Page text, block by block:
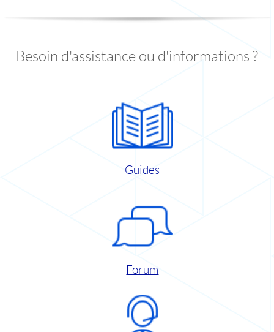
Besoin d'assistance ou d'informations ?
Guides
Forum